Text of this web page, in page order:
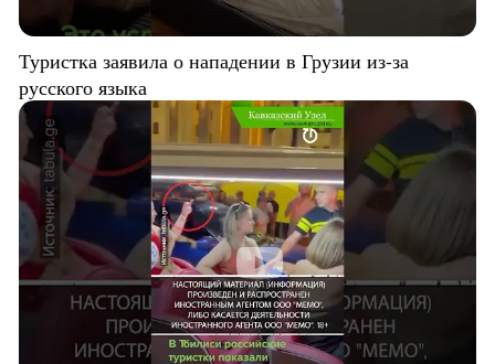
Туристка заявила о нападении в Грузии из-за
русского языка